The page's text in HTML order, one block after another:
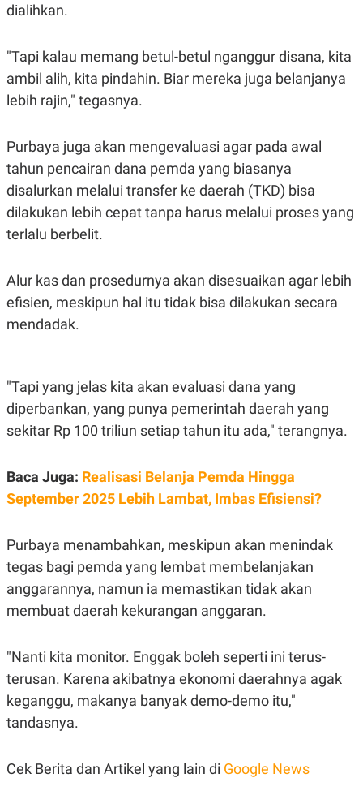
S
A
A
A
A
G
K
T
A
N
V
L
S
U
S
JARINGAN
K
O
N
A
A
D
E
M
Y
P
R
E
S
A
S
E
.
L
N
A
A
C
E
K
N
J
E
I
T
P
P
E
D
E
R
I
dialihkan.
"Tapi kalau memang betul-betul nganggur disana, kita
ambil alih, kita pindahin. Biar mereka juga belanjanya
lebih rajin," tegasnya.
Purbaya juga akan mengevaluasi agar pada awal
tahun pencairan dana pemda yang biasanya
disalurkan melalui transfer ke daerah (TKD) bisa
dilakukan lebih cepat tanpa harus melalui proses yang
terlalu berbelit.
Alur kas dan prosedurnya akan disesuaikan agar lebih
efisien, meskipun hal itu tidak bisa dilakukan secara
mendadak.
"Tapi yang jelas kita akan evaluasi dana yang
diperbankan, yang punya pemerintah daerah yang
sekitar Rp 100 triliun setiap tahun itu ada," terangnya.
Baca Juga: Realisasi Belanja Pemda Hingga
September 2025 Lebih Lambat, Imbas Efisiensi?
Purbaya menambahkan, meskipun akan menindak
tegas bagi pemda yang lembat membelanjakan
anggarannya, namun ia memastikan tidak akan
membuat daerah kekurangan anggaran.
"Nanti kita monitor. Enggak boleh seperti ini terus-
terusan. Karena akibatnya ekonomi daerahnya agak
keganggu, makanya banyak demo-demo itu,"
tandasnya.
Cek Berita dan Artikel yang lain di Google News